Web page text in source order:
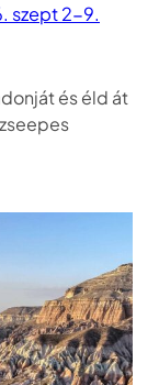
szept 2-9.
és éld át